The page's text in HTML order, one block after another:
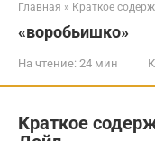
Главная » Краткое
«воробьишко»
На чтение: 24 мин
Краткое